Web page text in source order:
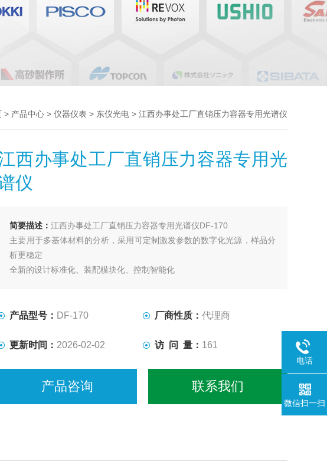
> 产品中心> 仪器仪表 > 东仪光电> 江西办事处工厂直销压力容器专用光谱仪
西办事处工厂直销压力容器专用光
仪
简要描述：江西办事处工厂直销压力容器专用光谱仪DF-170
主要用于多基体材料的分析，采用可定制激发参数的数字化光源，样品分
析更稳定
全新的设计标准化、装配模块化、控制智能化
产品型号： DF-170 厂商性质： 代理商
更新时间： 2026-02-02 访 问 量： 161
产品咨询 联系我们
电话
微信扫一扫